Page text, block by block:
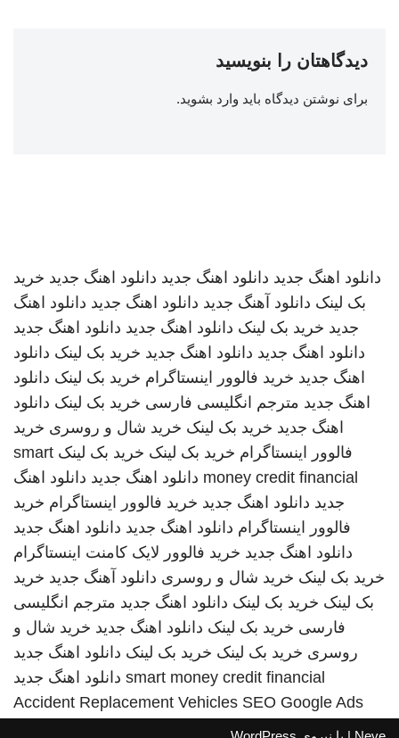
دیدگاهتان را بنویسید
برای نوشتن دیدگاه باید وارد بشوید.
دانلود اهنگ جدید دانلود اهنگ جدید دانلود اهنگ جدید خرید
بک لینک دانلود آهنگ جدید دانلود اهنگ جدید دانلود اهنگ
جدید خرید بک لینک دانلود اهنگ جدید دانلود اهنگ جدید
دانلود اهنگ جدید دانلود اهنگ جدید خرید بک لینک دانلود
اهنگ جدید خرید فالوور اینستاگرام خرید بک لینک دانلود
اهنگ جدید مترجم انگلیسی فارسی خرید بک لینک دانلود
اهنگ جدید خرید بک لینک خرید شال و روسری خرید
فالوور اینستاگرام خرید بک لینک خرید بک لینک smart
money credit financial دانلود اهنگ جدید دانلود اهنگ
جدید دانلود اهنگ جدید خرید فالوور اینستاگرام خرید
فالوور اینستاگرام دانلود اهنگ جدید دانلود اهنگ جدید
دانلود اهنگ جدید خرید فالوور لایک کامنت اینستاگرام
خرید بک لینک خرید شال و روسری دانلود آهنگ جدید خرید
بک لینک خرید بک لینک دانلود اهنگ جدید مترجم انگلیسی
فارسی خرید بک لینک دانلود اهنگ جدید خرید شال و
روسری خرید بک لینک خرید بک لینک دانلود اهنگ جدید
smart money credit financial دانلود اهنگ جدید
Accident Replacement Vehicles SEO Google Ads